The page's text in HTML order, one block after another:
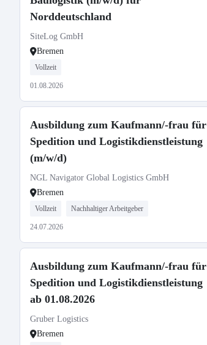
Norddeutschland
SiteLog GmbH
Bremen
Vollzeit
01.08.2026
Ausbildung zum Kaufmann/-frau für
Spedition und Logistikdienstleistung
(m/w/d)
NGL Navigator Global Logistics GmbH
Bremen
Vollzeit Nachhaltiger Arbeitgeber
24.07.2026
Ausbildung zum Kaufmann/-frau für
Spedition und Logistikdienstleistung
ab 01.08.2026
Gruber Logistics
Bremen